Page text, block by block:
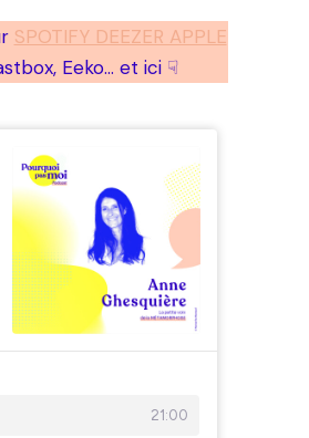
SPOTIFY DEEZER APPLE
Eeko… et ici ☟